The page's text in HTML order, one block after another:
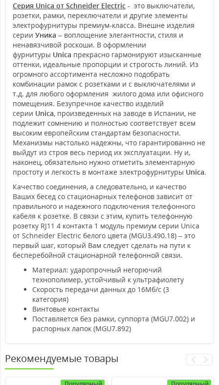
Серия Unica от Schneider Electric - это выключатели,
розетки, рамки, переключатели и другие элементы
электрофурнитуры премиум-класса. Внешне изделия
серии Уника – воплощение элегантности, стиля и
ненавязчивой роскоши. В оформлении
фурнитуры Unica прекрасно гармонируют изысканные
оттенки, идеальные пропорции и строгость линий. Из
огромного ассортимента несложно подобрать
комбинации рамок с розетками и с выключателями и
т.д. для любого оформления жилого дома или офисного
помещения. Безупречное качество изделий
серии Unica, произведенных на заводе в Испании, не
подлежит сомнению и полностью соответствует всем
высоким европейским стандартам безопасности.
Механизмы настолько надежны, что гарантированно не
выйдут из строя весь период их эксплуатации. Ну и,
наконец, обязательно нужно отметить элементарную
простоту и легкость в монтаже электрофурнитуры Unica.
Качество соединения, а следовательно, и качество
Ваших бесед со стационарных телефонов зависит от
правильного и надежного подключения телефонного
кабеля к розетке. В связи с этим, купить телефонную
розетку RJ11 4 контакта 1 модуль премиум серии Unica
от Schneider Electric белого цвета (MGU3.490.18) – это
первый шаг, который Вам следует сделать на пути к
бесперебойной стационарной телефонной связи.
Материал: ударопрочный негорючий
технополимер, устойчивый к ультрафиолету
Скорость передачи данных до 16Мб/с (3
категория)
Винтовые контакты
Поставляется без рамки, суппорта (MGU7.002) и
распорных лапок (MGU7.892)
Рекомендуемые товары